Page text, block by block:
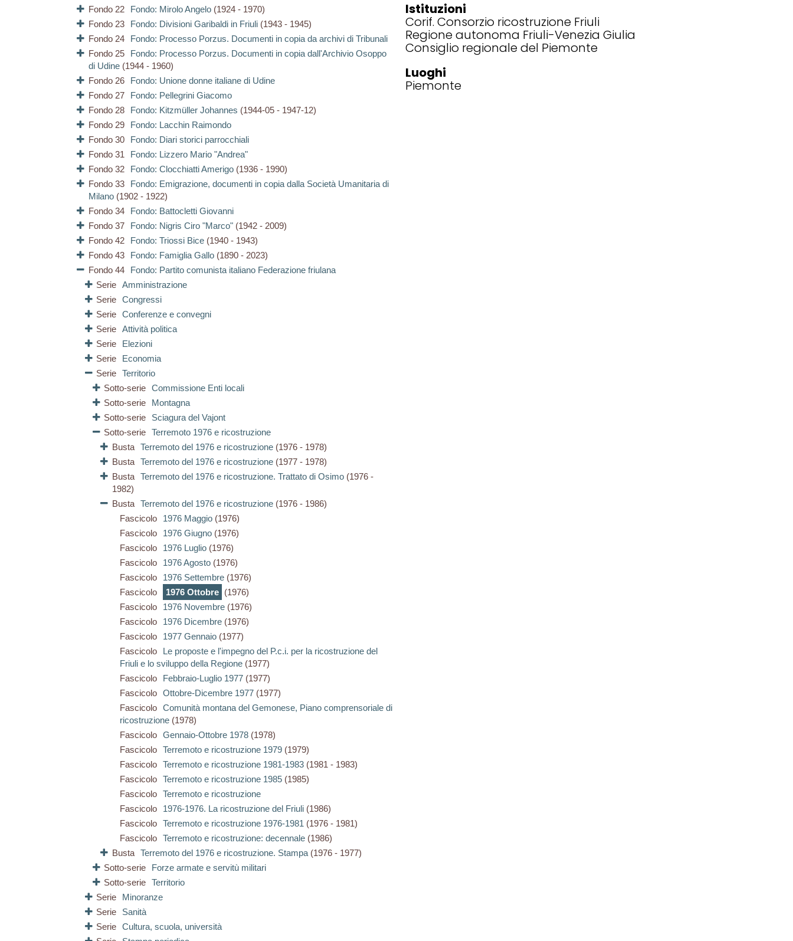
Fondo 22
Fondo: Mirolo Angelo(1924 - 1970)
Fondo 23
Fondo: Divisioni Garibaldi in Friuli(1943 - 1945)
Fondo 24
Fondo: Processo Porzus. Documenti in copia da archivi di Tribunali
Fondo 25
Fondo: Processo Porzus. Documenti in copia dall'Archivio Osoppo
di Udine(1944 - 1960)
Fondo 26
Fondo: Unione donne italiane di Udine
Fondo 27
Fondo: Pellegrini Giacomo
Fondo 28
Fondo: Kitzmüller Johannes (1944-05 - 1947-12)
Fondo 29
Fondo: Lacchin Raimondo
Fondo 30
Fondo: Diari storici parrocchiali
Fondo 31
Fondo: Lizzero Mario "Andrea"
Fondo 32
Fondo: Clocchiatti Amerigo(1936 - 1990)
Fondo 33
Fondo: Emigrazione, documenti in copia dalla Società Umanitaria di
Milano(1902 - 1922)
Fondo 34
Fondo: Battocletti Giovanni
Fondo 37
Fondo: Nigris Ciro "Marco"(1942 - 2009)
Fondo 42
Fondo: Triossi Bice(1940 - 1943)
Fondo 43
Fondo: Famiglia Gallo(1890 - 2023)
Fondo 44
Fondo: Partito comunista italiano Federazione friulana
Serie Amministrazione
Serie Congressi
Serie Conferenze e convegni
Serie Attività politica
Serie
Elezioni
Serie
Economia
Serie Territorio
Sotto-serie
Commissione Enti locali
Sotto-serie
Montagna
Sotto-serie
Sciagura del Vajont
Sotto-serie
Terremoto 1976 e ricostruzione
Busta
Terremoto del 1976 e ricostruzione(1976 - 1978)
Busta
Terremoto del 1976 e ricostruzione(1977 - 1978)
Busta
Terremoto del 1976 e ricostruzione. Trattato di Osimo(1976 -
1982)
Busta
Terremoto del 1976 e ricostruzione(1976 - 1986)
Fascicolo
1976 Maggio(1976)
Fascicolo
1976 Giugno(1976)
Fascicolo
1976 Luglio(1976)
Fascicolo
1976 Agosto(1976)
Fascicolo
1976 Settembre(1976)
Fascicolo
1976 Ottobre (1976)
Fascicolo
1976 Novembre(1976)
Fascicolo
1976 Dicembre(1976)
Fascicolo
1977 Gennaio(1977)
Fascicolo
Le proposte e l'impegno del P.c.i. per la ricostruzione del
Friuli e lo sviluppo della Regione(1977)
Fascicolo
Febbraio-Luglio 1977(1977)
Fascicolo Ottobre-Dicembre 1977(1977)
Fascicolo Comunità montana del Gemonese, Piano comprensoriale di
ricostruzione(1978)
Fascicolo Gennaio-Ottobre 1978(1978)
Fascicolo Terremoto e ricostruzione 1979(1979)
Fascicolo Terremoto e ricostruzione 1981-1983(1981 - 1983)
Fascicolo Terremoto e ricostruzione 1985(1985)
Fascicolo Terremoto e ricostruzione
Fascicolo
1976-1976. La ricostruzione del Friuli(1986)
Fascicolo Terremoto e ricostruzione 1976-1981 (1976 - 1981)
Fascicolo Terremoto e ricostruzione: decennale(1986)
Busta
Terremoto del 1976 e ricostruzione. Stampa(1976 - 1977)
Sotto-serie
Forze armate e servitù militari
Sotto-serie
Territorio
Serie
Minoranze
Serie
Sanità
Serie Cultura, scuola, università
Istituzioni
Corif. Consorzio ricostruzione Friuli
Regione autonoma Friuli-Venezia Giulia
Consiglio regionale del Piemonte
Luoghi
Piemonte